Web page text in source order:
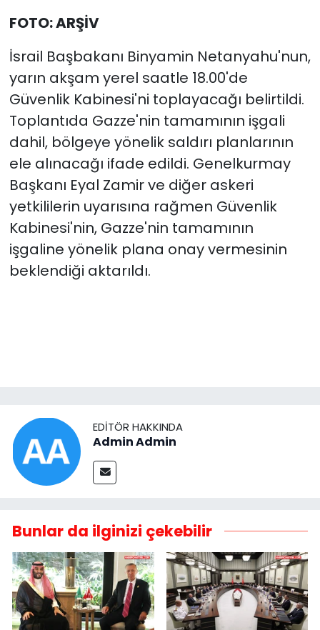
FOTO: ARŞİV
İsrail Başbakanı Binyamin Netanyahu'nun,
yarın akşam yerel saatle 18.00'de
Güvenlik Kabinesi'ni toplayacağı belirtildi.
Toplantıda Gazze'nin tamamının işgali
dahil, bölgeye yönelik saldırı planlarının
ele alınacağı ifade edildi. Genelkurmay
Başkanı Eyal Zamir ve diğer askeri
yetkililerin uyarısına rağmen Güvenlik
Kabinesi'nin, Gazze'nin tamamının
işgaline yönelik plana onay vermesinin
beklendiği aktarıldı.
EDITÖR HAKKINDA
Admin Admin
Bunlar da ilginizi çekebilir